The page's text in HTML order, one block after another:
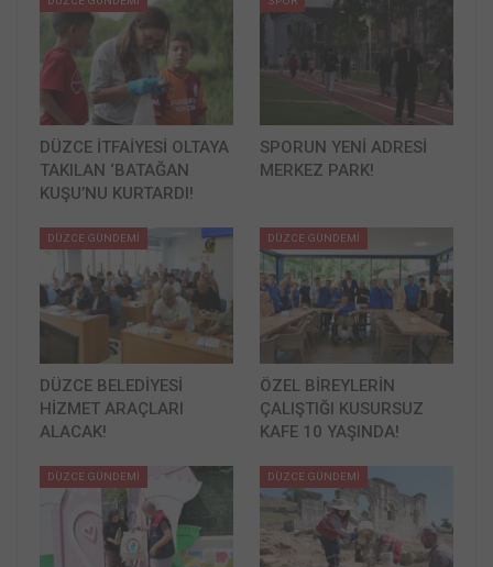
DÜZCE İTFAİYESİ OLTAYA
TAKILAN ‘BATAĞAN
KUŞU’NU KURTARDI!
SPORUN YENİ ADRESİ
MERKEZ PARK!
DÜZCE GÜNDEMİ
DÜZCE BELEDİYESİ
HİZMET ARAÇLARI
ALACAK!
DÜZCE GÜNDEMİ
ÖZEL BİREYLERİN
ÇALIŞTIĞI KUSURSUZ
KAFE 10 YAŞINDA!
DÜZCE GÜNDEMİ DÜZCE GÜNDEMİ